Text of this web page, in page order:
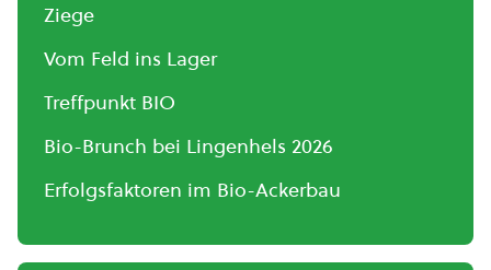
Ziege
Vom Feld ins Lager
Treffpunkt BIO
Bio-Brunch bei Lingenhels 2026
Erfolgsfaktoren im Bio-Ackerbau